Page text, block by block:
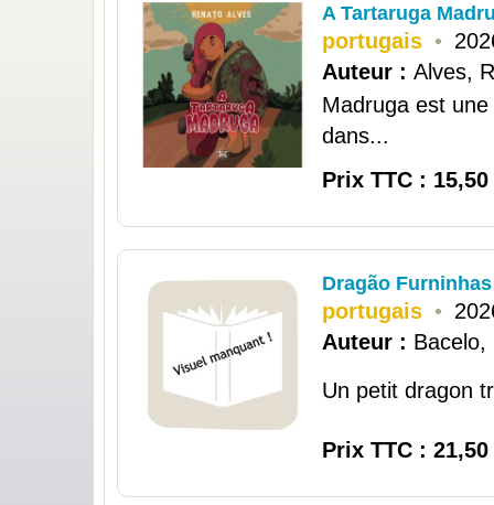
A Tartaruga
portugais •
Auteur : Alves,
Madruga est
dans...
Prix TTC : 15,50
Dragão
portugais •
Auteur : Bacelo,
Un petit dragon
Prix TTC : 21,50